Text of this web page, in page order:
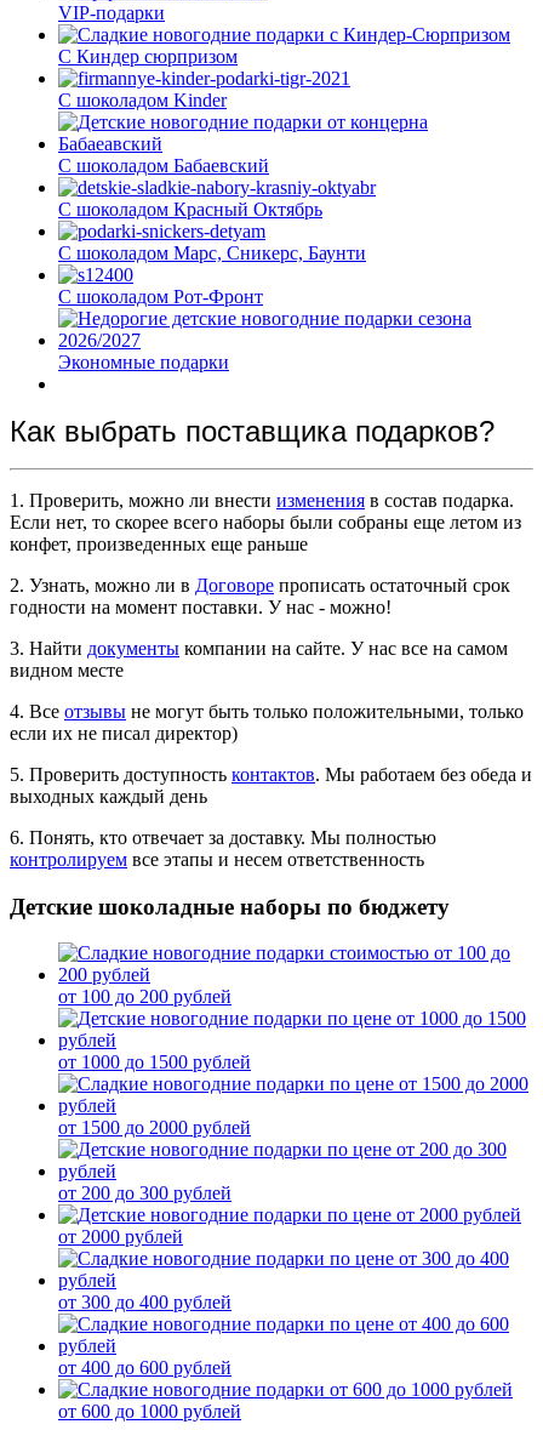
VIP-подарки
С Киндер сюрпризом
С шоколадом Kinder
С шоколадом Бабаевский
С шоколадом Красный Октябрь
С шоколадом Марс, Сникерс, Баунти
С шоколадом Рот-Фронт
Экономные подарки
Как выбрать поставщика подарков?
1. Проверить, можно ли внести изменения в состав подарка.
Если нет, то скорее всего наборы были собраны еще летом из
конфет, произведенных еще раньше
2. Узнать, можно ли в Договоре прописать остаточный срок
годности на момент поставки. У нас - можно!
3. Найти документы компании на сайте. У нас все на самом
видном месте
4. Все отзывы не могут быть только положительными, только
если их не писал директор)
5. Проверить доступность контактов. Мы работаем без обеда и
выходных каждый день
6. Понять, кто отвечает за доставку. Мы полностью
контролируем все этапы и несем ответственность
Детские шоколадные наборы по бюджету
от 100 до 200 рублей
от 1000 до 1500 рублей
от 1500 до 2000 рублей
от 200 до 300 рублей
от 2000 рублей
от 300 до 400 рублей
от 400 до 600 рублей
от 600 до 1000 рублей